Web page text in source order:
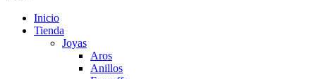
Inicio
Tienda
Joyas
Aros
Anillos